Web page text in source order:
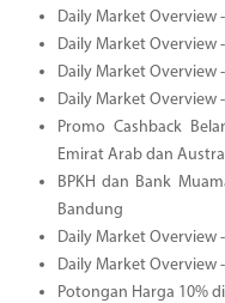
Daily Market Overview
Daily Market Overview
Daily Market Overview
Daily Market Overview
Promo Cashback
Emirat Arab dan
BPKH dan Bank
Bandung
Daily Market Overview
Daily Market Overview
Potongan Harga 10%